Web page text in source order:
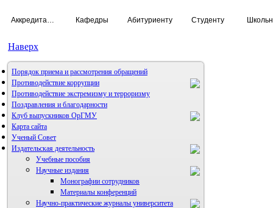
Кафедры Абитуриенту Студенту
Наверх
Порядок приема и рассмотрения обращений
Противодействие коррупции
Противодействие экстремизму и терроризму
Поздравления и благодарности
Клуб выпускников ОрГМУ
Карта сайта
Ученый Совет
Издательская деятельность
Учебные пособия
Научные издания
Монографии сотрудников
Материалы конференций
Научно-практические журналы университета